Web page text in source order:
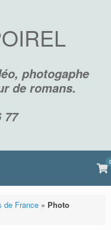
photogaphe
de romans.
77
0
de France» Photo